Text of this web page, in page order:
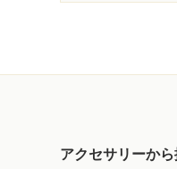
アクセサリーか